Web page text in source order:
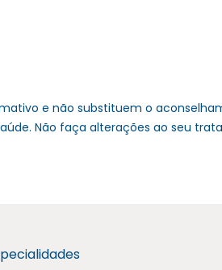
e não substituem o
Não faça alterações ao seu